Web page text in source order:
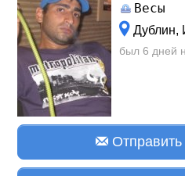
Весы
Дублин,
был 6 дней